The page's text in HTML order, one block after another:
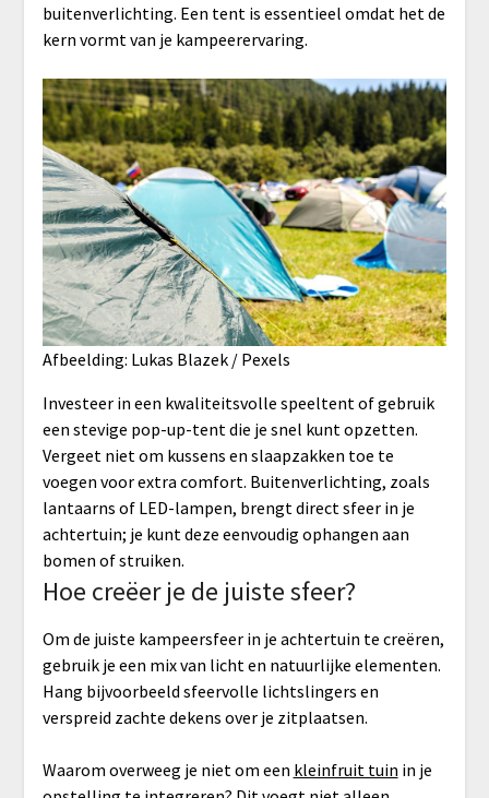
buitenverlichting. Een tent is essentieel omdat het de
kern vormt van je kampeerervaring.
Afbeelding: Lukas Blazek / Pexels
Investeer in een kwaliteitsvolle speeltent of gebruik
een stevige pop-up-tent die je snel kunt opzetten.
Vergeet niet om kussens en slaapzakken toe te
voegen voor extra comfort. Buitenverlichting, zoals
lantaarns of LED-lampen, brengt direct sfeer in je
achtertuin; je kunt deze eenvoudig ophangen aan
bomen of struiken.
Hoe creëer je de juiste sfeer?
Om de juiste kampeersfeer in je achtertuin te creëren,
gebruik je een mix van licht en natuurlijke elementen.
Hang bijvoorbeeld sfeervolle lichtslingers en
verspreid zachte dekens over je zitplaatsen.
Waarom overweeg je niet om een kleinfruit tuin in je